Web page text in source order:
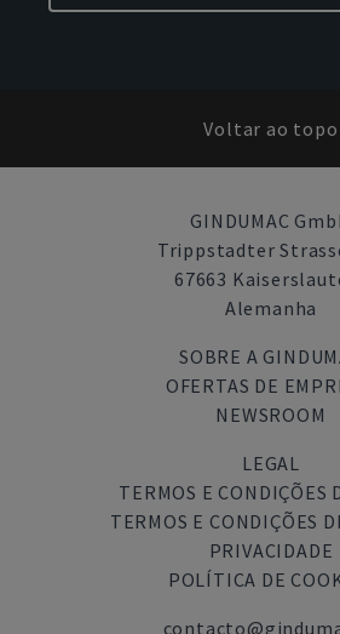
Voltar ao topo
GINDUMAC
Trippstadter
67663
Alemanha
SOBRE A
OFERTAS DE
NEWSROOM
LEGAL
TERMOS E CONDIÇÕES
TERMOS E CONDIÇÕES
PRIVACIDADE
POLÍTICA DE